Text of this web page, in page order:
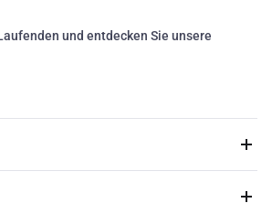
und entdecken Sie unsere